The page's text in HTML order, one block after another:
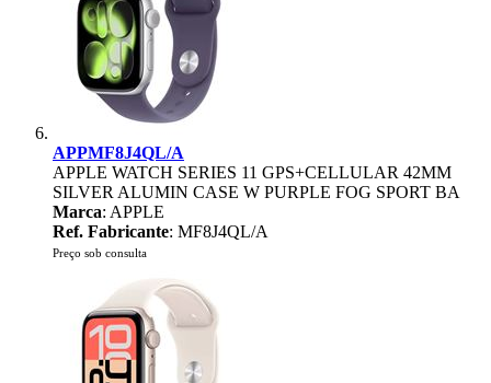
APPMF8J4QL/A
APPLE WATCH SERIES 11 GPS+CELLULAR 42MM
SILVER ALUMIN CASE W PURPLE FOG SPORT BA
Marca: APPLE
Ref. Fabricante: MF8J4QL/A
Preço sob consulta